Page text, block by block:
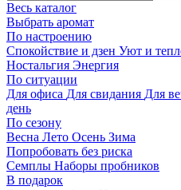
Весь каталог
Выбрать аромат
По настроению
Спокойствие и дзен Уют и
Ностальгия Энергия
По ситуации
Для офиса Для свидания Для
день
По сезону
Весна Лето Осень Зима
Попробовать без риска
Семплы Наборы пробников
В подарок